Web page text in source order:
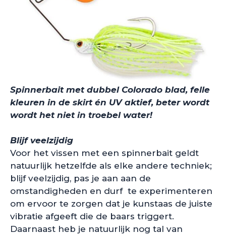
Spinnerbait met dubbel Colorado blad, felle
kleuren in de skirt én UV aktief, beter wordt
wordt het niet in troebel water!
Blijf veelzijdig
Voor het vissen met een spinnerbait geldt
natuurlijk hetzelfde als elke andere techniek;
blijf veelzijdig, pas je aan aan de
omstandigheden en durf te experimenteren
om ervoor te zorgen dat je kunstaas de juiste
vibratie afgeeft die de baars triggert.
Daarnaast heb je natuurlijk nog tal van